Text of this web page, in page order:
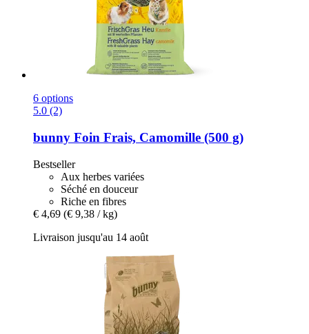
6 options
5.0 (2)
bunny Foin Frais, Camomille (500 g)
Bestseller
Aux herbes variées
Séché en douceur
Riche en fibres
€ 4,69 (€ 9,38 / kg)
Livraison jusqu'au 14 août